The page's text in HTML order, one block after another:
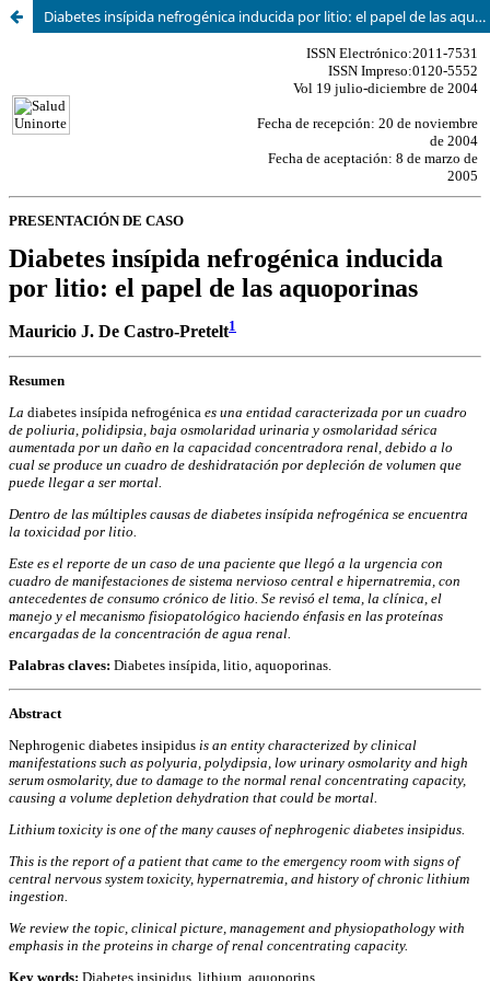
Diabetes insípida nefrogénica inducida por litio: el papel de las aquoporinas Mauricio J. De Castro-Pretelt1 Resumen La diabetes insípida nefrogénica es una entidad caracterizada por un cuadro de poliuria, poli- dipsia, baja osmolaridad urinaria y osmolar